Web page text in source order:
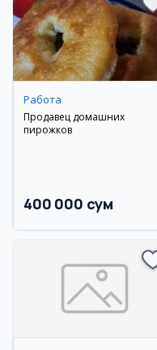
Работа
Продавец домашних
пирожков
400 000 сум